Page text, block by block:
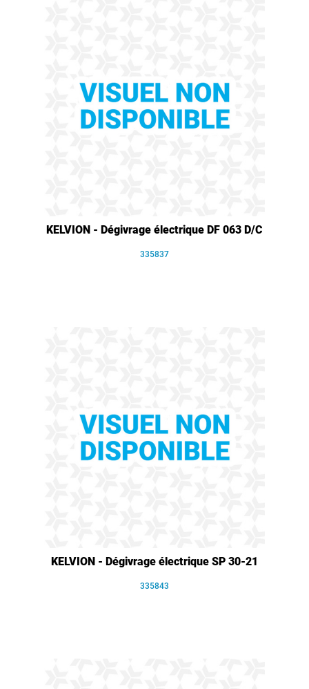
KELVION - Dégivrage électrique DF 063 D/C
335837
KELVION - Dégivrage électrique SP 30-21
335843